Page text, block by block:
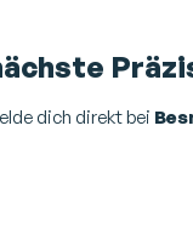
dich direkt bei